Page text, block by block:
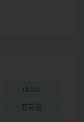
tiktok
亚马逊